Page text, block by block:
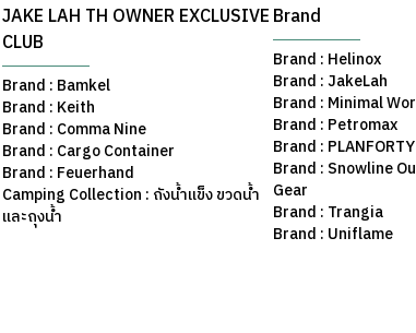
JAKE LAH TH OWNER EXCLUSIVE
CLUB
Brand : Bamkel
Brand : Keith
Brand : Comma Nine
Brand : Cargo Container
Brand : Feuerhand
Camping Collection : ถังน้ำแข็ง ขวดน้ำ
และถุงน้ำ
Brand
Brand : Helinox
Brand : JakeLah
Brand : Minimal
Brand : Petromax
Brand : PLANFORTY
Brand : Snowline
Gear
Brand : Trangia
Brand : Uniflame